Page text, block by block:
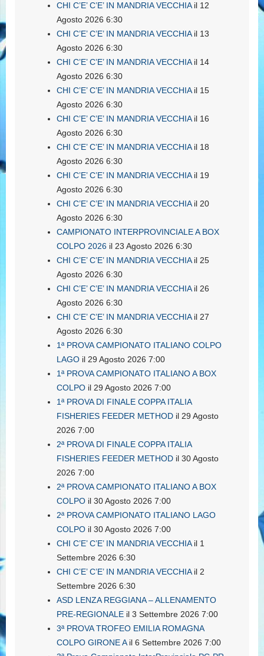
CHI C’E’ C’E’ IN MANDRIA VECCHIAil 12
Agosto 2026 6:30
CHI C’E’ C’E’ IN MANDRIA VECCHIAil 13
Agosto 2026 6:30
CHI C’E’ C’E’ IN MANDRIA VECCHIAil 14
Agosto 2026 6:30
CHI C’E’ C’E’ IN MANDRIA VECCHIAil 15
Agosto 2026 6:30
CHI C’E’ C’E’ IN MANDRIA VECCHIAil 16
Agosto 2026 6:30
CHI C’E’ C’E’ IN MANDRIA VECCHIAil 18
Agosto 2026 6:30
CHI C’E’ C’E’ IN MANDRIA VECCHIAil 19
Agosto 2026 6:30
CHI C’E’ C’E’ IN MANDRIA VECCHIAil 20
Agosto 2026 6:30
CAMPIONATO INTERPROVINCIALE A BOX
COLPO 2026 il 23 Agosto 2026 6:30
CHI C’E’ C’E’ IN MANDRIA VECCHIAil 25
Agosto 2026 6:30
CHI C’E’ C’E’ IN MANDRIA VECCHIAil 26
Agosto 2026 6:30
CHI C’E’ C’E’ IN MANDRIA VECCHIAil 27
Agosto 2026 6:30
1ª PROVA CAMPIONATO ITALIANO COLPO
LAGO il 29 Agosto 2026 7:00
1ª PROVA CAMPIONATO ITALIANO A BOX
COLPO il 29 Agosto 2026 7:00
1ª PROVA DI FINALE COPPA ITALIA
FISHERIES FEEDER METHOD il 29 Agosto
2026 7:00
2ª PROVA DI FINALE COPPA ITALIA
FISHERIES FEEDER METHOD il 30 Agosto
2026 7:00
2ª PROVA CAMPIONATO ITALIANO A BOX
COLPO il 30 Agosto 2026 7:00
2ª PROVA CAMPIONATO ITALIANO LAGO
COLPO il 30 Agosto 2026 7:00
CHI C’E’ C’E’ IN MANDRIA VECCHIAil 1
Settembre 2026 6:30
CHI C’E’ C’E’ IN MANDRIA VECCHIAil 2
Settembre 2026 6:30
ASD LENZA REGGIANA – ALLENAMENTO
PRE-REGIONALE il 3 Settembre 2026 7:00
3ª PROVA TROFEO EMILIA ROMAGNA
COLPO GIRONE Ail 6 Settembre 2026 7:00